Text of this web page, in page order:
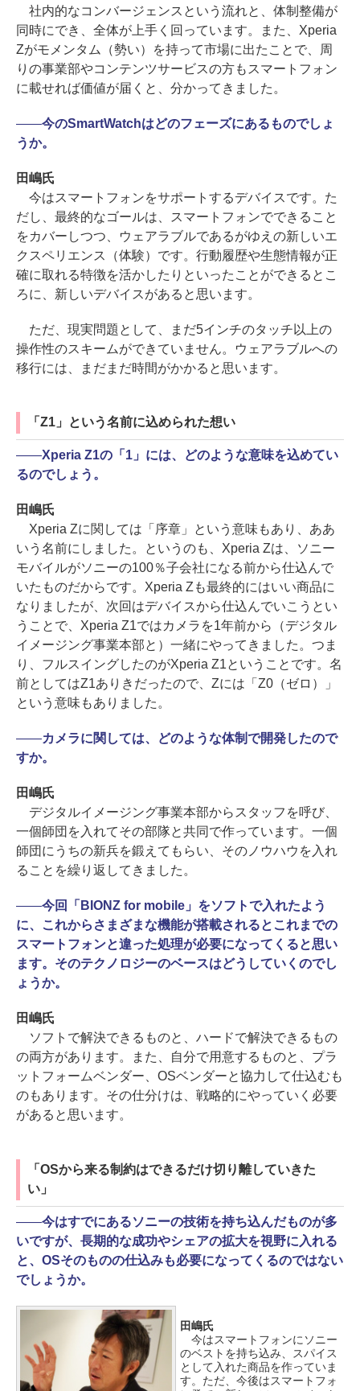
社内的なコンバージェンスという流れと、体制整備が
同時にでき、全体が上手く回っています。また、Xperia
Zがモメンタム（勢い）を持って市場に出たことで、周
りの事業部やコンテンツサービスの方もスマートフォン
に載せれば価値が届くと、分かってきました。
――今のSmartWatchはどのフェーズにあるものでしょ
うか。
田嶋氏
今はスマートフォンをサポートするデバイスです。た
だし、最終的なゴールは、スマートフォンでできること
をカバーしつつ、ウェアラブルであるがゆえの新しいエ
クスペリエンス（体験）です。行動履歴や生態情報が正
確に取れる特徴を活かしたりといったことができるとこ
ろに、新しいデバイスがあると思います。
ただ、現実問題として、まだ5インチのタッチ以上の
操作性のスキームができていません。ウェアラブルへの
移行には、まだまだ時間がかかると思います。
「Z1」という名前に込められた想い
――Xperia Z1の「1」には、どのような意味を込めてい
るのでしょう。
田嶋氏
Xperia Zに関しては「序章」という意味もあり、ああ
いう名前にしました。というのも、Xperia Zは、ソニー
モバイルがソニーの100％子会社になる前から仕込んで
いたものだからです。Xperia Zも最終的にはいい商品に
なりましたが、次回はデバイスから仕込んでいこうとい
うことで、Xperia Z1ではカメラを1年前から（デジタル
イメージング事業本部と）一緒にやってきました。つま
り、フルスイングしたのがXperia Z1ということです。名
前としてはZ1ありきだったので、Zには「Z0（ゼロ）」
という意味もありました。
――カメラに関しては、どのような体制で開発したので
すか。
田嶋氏
デジタルイメージング事業本部からスタッフを呼び、
一個師団を入れてその部隊と共同で作っています。一個
師団にうちの新兵を鍛えてもらい、そのノウハウを入れ
ることを繰り返してきました。
――今回「BIONZ for mobile」をソフトで入れたよう
に、これからさまざまな機能が搭載されるとこれまでの
スマートフォンと違った処理が必要になってくると思い
ます。そのテクノロジーのベースはどうしていくのでし
ょうか。
田嶋氏
ソフトで解決できるものと、ハードで解決できるもの
の両方があります。また、自分で用意するものと、プラ
ットフォームベンダー、OSベンダーと協力して仕込むも
のもあります。その仕分けは、戦略的にやっていく必要
があると思います。
「OSから来る制約はできるだけ切り離していきた
い」
――今はすでにあるソニーの技術を持ち込んだものが多
いですが、長期的な成功やシェアの拡大を視野に入れる
と、OSそのものの仕込みも必要になってくるのではない
でしょうか。
田嶋氏
今はスマートフォンにソニー
のベストを持ち込み、スパイス
として入れた商品を作っていま
す。ただ、今後はスマートフォ